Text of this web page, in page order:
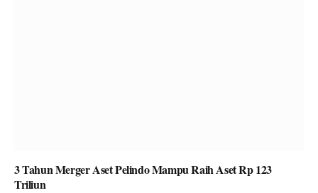
3 Tahun Merger Aset Pelindo Mampu Raih Aset Rp 123
Triliun